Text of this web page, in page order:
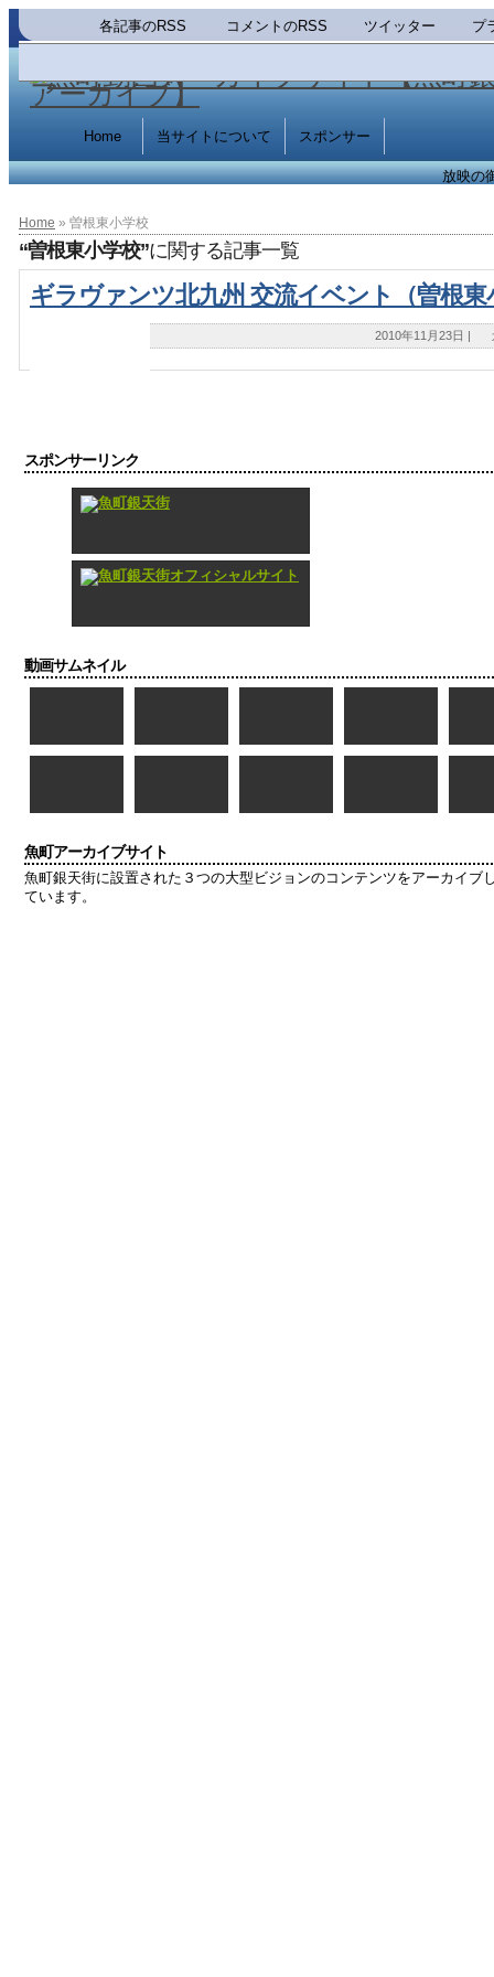
各記事のRSS コメントのRSS ツイッター プ
Home 当サイトについて スポンサー
放映の
Home » 曽根東小学校
“曽根東小学校”に関する記事一覧
ギラヴァンツ北九州 交流イベント（曽根
2010年11月23日 |
スポンサーリンク
動画サムネイル
魚町アーカイブサイト
魚町銀天街に設置された３つの大型ビジョンのコンテンツをアーカイブ
ています。